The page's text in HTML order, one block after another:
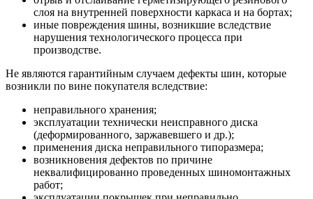
слоя на внутренней поверхности каркаса и на бортах;
иные повреждения шины, возникшие вследствие
нарушения технологического процесса при
производстве.
Не являются гарантийным случаем дефекты шин, которые
возникли по вине покупателя вследствие:
неправильного хранения;
эксплуатации технически неисправного диска
(деформированного, заржавевшего и др.);
применения диска неправильного типоразмера;
возникновения дефектов по причине
неквалифицированно проведенных шиномонтажных
работ;